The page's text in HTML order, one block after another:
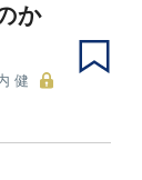
か
健